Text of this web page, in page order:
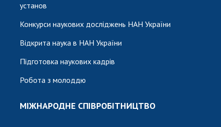
установ
Конкурси наукових досліджень НАН України
Відкрита наука в НАН України
Підготовка наукових кадрів
Робота з молоддю
МІЖНАРОДНЕ СПІВРОБІТНИЦТВО